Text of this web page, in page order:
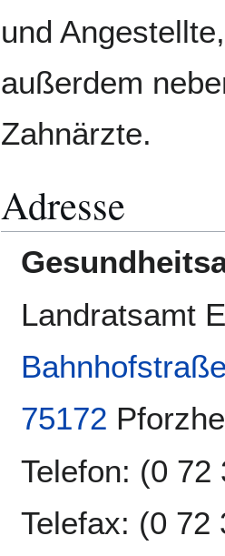
und
außerdem
Zahnärzte.
Adresse
Landratsamt
75172
Telefon: (0 72
Telefax: (0 72